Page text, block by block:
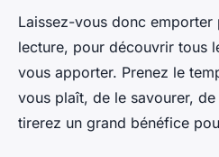
Laissez-vous donc emporter
lecture, pour découvrir tous
vous apporter. Prenez le
vous plaît, de le savourer,
tirerez un grand bénéfice